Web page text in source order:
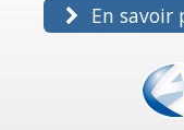
En savoir